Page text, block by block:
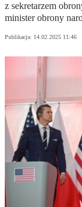
z sekretarzem
minister obrony
Publikacja: 14.02.2025 11:46